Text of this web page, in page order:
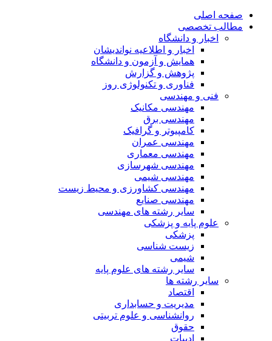
صفحه اصلی
مطالب تخصصی
اخبار و دانشگاه
اخبار و اطلاعیه نواندیشان
همایش و آزمون و دانشگاه
پژوهش و گزارش
فناوری و تکنولوژی روز
فنی و مهندسی
مهندسی مکانیک
مهندسی برق
کامپیوتر و گرافیک
مهندسی عمران
مهندسی معماری
مهندسی شهرسازی
مهندسی شیمی
مهندسی کشاورزی و محیط زیست
مهندسی صنایع
سایر رشته های مهندسی
علوم پایه و پزشکی
پزشکی
زیست شناسی
شیمی
سایر رشته های علوم پایه
سایر رشته ها
اقتصاد
مدیریت و حسابداری
روانشناسی و علوم تربیتی
حقوق
ادبیات